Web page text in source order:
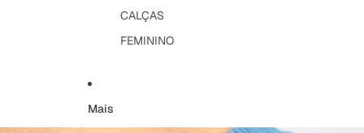
CALÇAS
FEMININO
Mais